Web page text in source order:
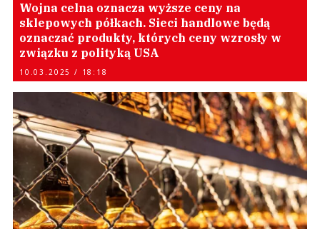
Wojna celna oznacza wyższe ceny na
sklepowych półkach. Sieci handlowe będą
oznaczać produkty, których ceny wzrosły w
związku z polityką USA
10.03.2025 / 18:18